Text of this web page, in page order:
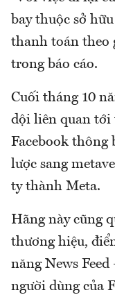
bay thuộc sở
thanh toán theo
trong báo cáo.
Cuối tháng 10
dội liên quan tới
Facebook thông
lược sang
ty thành Meta.
Hãng này cũng
thương hiệu,
năng News
người dùng của